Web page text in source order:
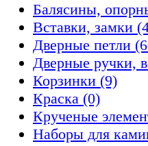
Бaляcины,
Вставки, замки
Дверные петли
Дверные ручки,
Корзинки (9)
Краска (0)
Крученые
Наборы для